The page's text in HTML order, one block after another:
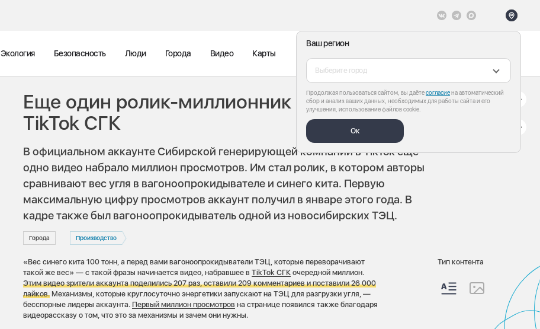
Ваш регион
Выберите город
Продолжая пользоваться сайтом, вы даётесогласиена автоматический
сбор и анализ ваших данных, необходимых для работы сайта и его
улучшения, использование файлов cookie.
Ок
Экология Безопасность Люди Города Видео Карты
Еще один ролик-миллионник появился в
TikTok СГК
В официальном аккаунте Сибирской генерирующей компании в TikTok еще
одно видео набрало миллион просмотров. Им стал ролик, в котором авторы
сравнивают вес угля в вагоноопрокидывателе и синего кита. Первую
максимальную цифру просмотров аккаунт получил в январе этого года. В
кадре также был вагоноопрокидыватель одной из новосибирских ТЭЦ.
Города Производство
«Вес синего кита 100 тонн, а перед вами вагоноопрокидыватели ТЭЦ, которые переворачивают
такой же вес» — с такой фразы начинается видео, набравшее вTikTok СГК очередной миллион.
Этим видео зрители аккаунта поделились 207 раз, оставили 209 комментариев и поставили 26 000
лайков. Механизмы, которые круглосуточно энергетики запускают на ТЭЦ для разгрузки угля, —
бесспорные лидеры аккаунта. Первый миллион просмотров на странице появился также благодаря
видеорассказу о том, что это за механизмы и зачем они нужны.
Тип контента